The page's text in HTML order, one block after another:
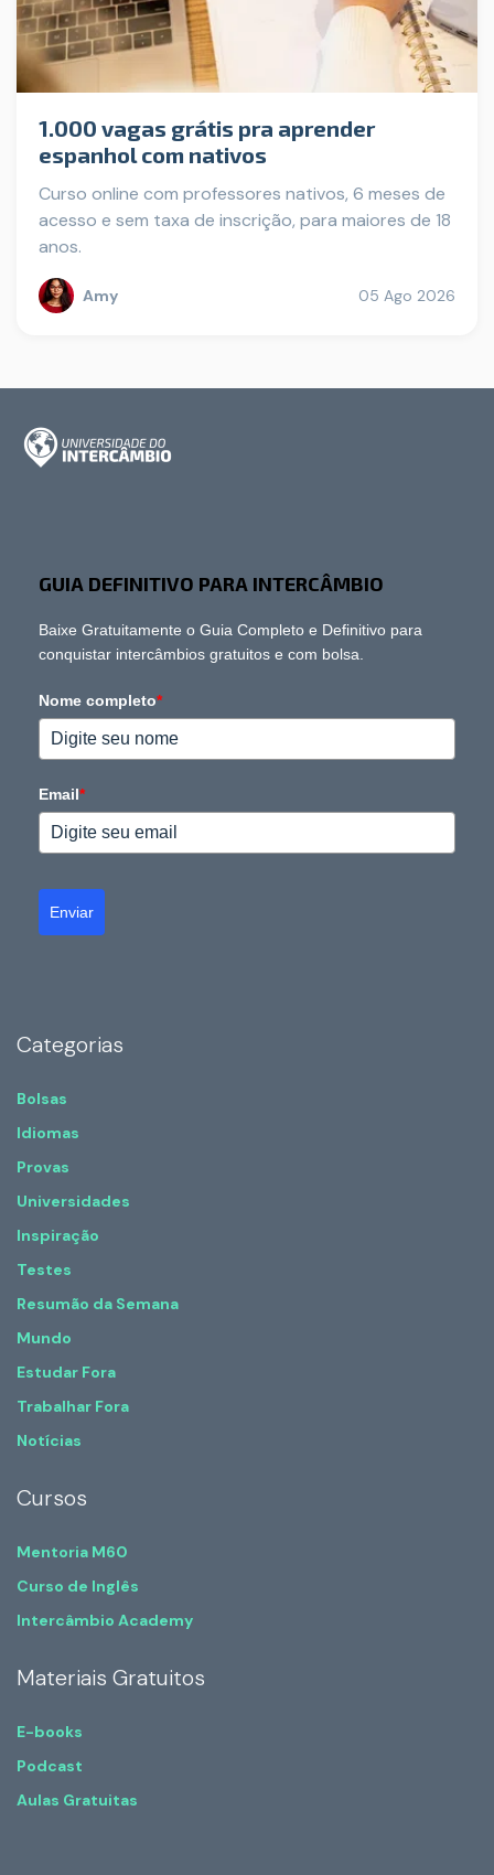
1.000 vagas grátis pra aprender
espanhol com nativos
Curso online com professores nativos, 6 meses de
acesso e sem taxa de inscrição, para maiores de 18
anos.
Amy 05 Ago 2026
GUIA DEFINITIVO PARA INTERCÂMBIO
Baixe Gratuitamente o Guia Completo e Definitivo para
conquistar intercâmbios gratuitos e com bolsa.
Nome completo*
Email*
Enviar
Categorias
Bolsas
Idiomas
Provas
Universidades
Inspiração
Testes
Resumão da Semana
Mundo
Estudar Fora
Trabalhar Fora
Notícias
Cursos
Mentoria M60
Curso de Inglês
Intercâmbio Academy
Materiais Gratuitos
E-books
Podcast
Aulas Gratuitas